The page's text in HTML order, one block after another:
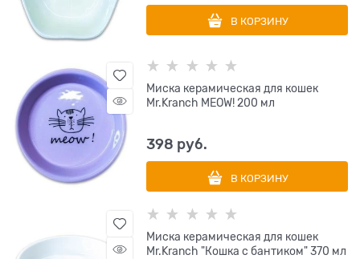
В КОРЗИНУ
Миска керамическая для кошек
Mr.Kranch MEOW! 200 мл
398 руб.
В КОРЗИНУ
Миска керамическая для кошек
Mr.Kranch "Кошка с бантиком" 370 мл